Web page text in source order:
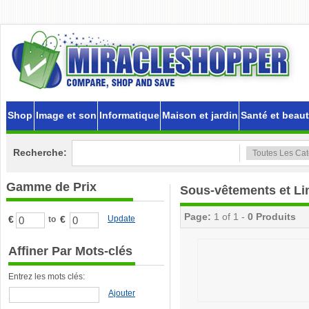
Shop Image et son Informatique Maison et jardin Santé et
Recherche:
Gamme de Prix
€ to € Update
Affiner Par Mots-clés
Entrez les mots clés:
Ajouter
Sous-vêtements et
Page: 1 of 1 - 0 Produits